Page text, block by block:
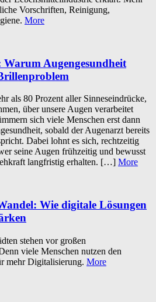
Vorschriften, Reinigung,
More
Warum Augengesundheit
als 80 Prozent aller Sinneseindrücke,
über unsere Augen verarbeitet
sich viele Menschen erst dann
sobald der Augenarzt bereits
Dabei lohnt es sich, rechtzeitig
seine Augen frühzeitig und bewusst
langfristig erhalten. […] More
Wie digitale Lösungen
stehen vor großen
viele Menschen nutzen den
mehr Digitalisierung. More